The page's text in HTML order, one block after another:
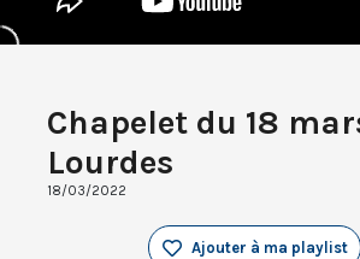
Chapelet du 18
Lourdes
18/03/2022
Ajouter à ma playlist